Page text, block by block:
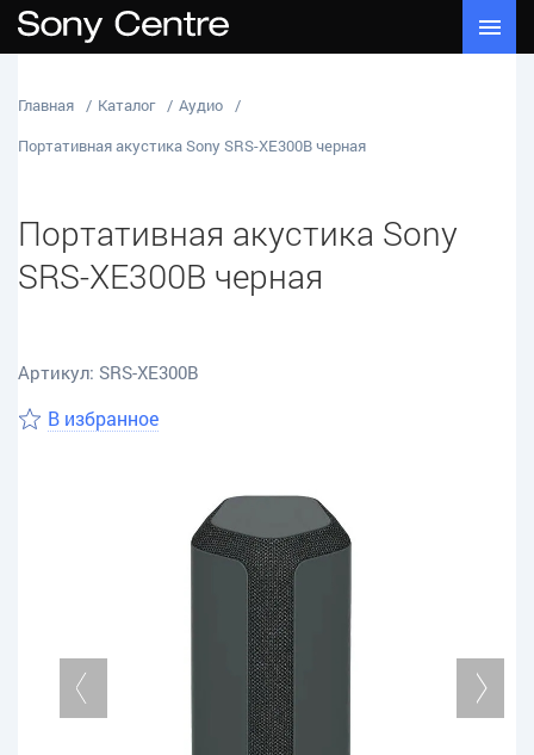
Главная Каталог
Аудио
Портативная акустика Sony SRS-XE300B черная
Портативная акустика Sony
SRS-XE300B черная
Артикул: SRS-XE300B
В избранное